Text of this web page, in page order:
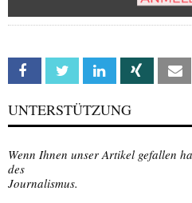
Facebook Twitter Linkedin Xing
UNTERSTÜTZUNG
Wenn Ihnen unser Artikel gefallen
des
Journalismus.